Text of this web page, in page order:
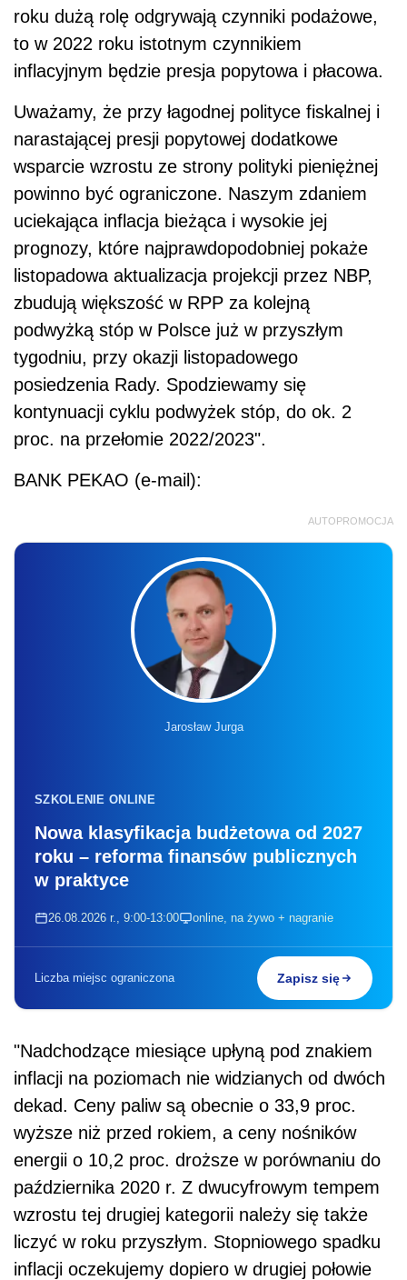
roku dużą rolę odgrywają czynniki podażowe,
to w 2022 roku istotnym czynnikiem
inflacyjnym będzie presja popytowa i płacowa.
Uważamy, że przy łagodnej polityce fiskalnej i
narastającej presji popytowej dodatkowe
wsparcie wzrostu ze strony polityki pieniężnej
powinno być ograniczone. Naszym zdaniem
uciekająca inflacja bieżąca i wysokie jej
prognozy, które najprawdopodobniej pokaże
listopadowa aktualizacja projekcji przez NBP,
zbudują większość w RPP za kolejną
podwyżką stóp w Polsce już w przyszłym
tygodniu, przy okazji listopadowego
posiedzenia Rady. Spodziewamy się
kontynuacji cyklu podwyżek stóp, do ok. 2
proc. na przełomie 2022/2023".
BANK PEKAO (e-mail):
AUTOPROMOCJA
Jarosław Jurga
SZKOLENIE ONLINE
Nowa klasyfikacja budżetowa od 2027
roku – reforma finansów publicznych
w praktyce
26.08.2026 r., 9:00-13:00 online, na żywo + nagranie
Liczba miejsc ograniczona Zapisz się
"Nadchodzące miesiące upłyną pod znakiem
inflacji na poziomach nie widzianych od dwóch
dekad. Ceny paliw są obecnie o 33,9 proc.
wyższe niż przed rokiem, a ceny nośników
energii o 10,2 proc. droższe w porównaniu do
października 2020 r. Z dwucyfrowym tempem
wzrostu tej drugiej kategorii należy się także
liczyć w roku przyszłym. Stopniowego spadku
inflacji oczekujemy dopiero w drugiej połowie